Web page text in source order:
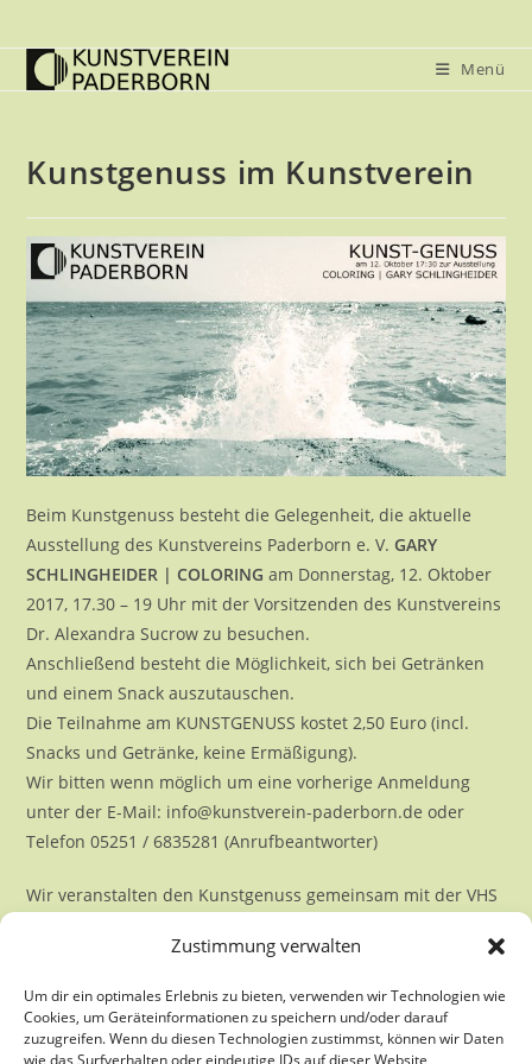
Zustimmung verwalten
Um dir ein optimales Erlebnis zu bieten, verwenden wir Technologien wie
Cookies, um Geräteinformationen zu speichern und/oder darauf
zuzugreifen. Wenn du diesen Technologien zustimmst, können wir Daten
wie das Surfverhalten oder eindeutige IDs auf dieser Website
Inhalt
springen
Menü
Kunstgenuss im Kunstverein
Beim Kunstgenuss besteht die Gelegenheit, die aktuelle
Ausstellung des Kunstvereins Paderborn e. V. GARY
SCHLINGHEIDER | COLORINGam Donnerstag, 12. Oktober
2017, 17.30 – 19 Uhr mit der Vorsitzenden des Kunstvereins
Dr. Alexandra Sucrow zu besuchen.
Anschließend besteht die Möglichkeit, sich bei Getränken
und einem Snack auszutauschen.
Die Teilnahme am KUNSTGENUSS kostet 2,50 Euro (incl.
Snacks und Getränke, keine Ermäßigung).
Wir bitten wenn möglich um eine vorherige Anmeldung
unter der E-Mail: info@kunstverein-paderborn.de oder
Telefon 05251 / 6835281 (Anrufbeantworter)
Wir veranstalten den Kunstgenuss gemeinsam mit der VHS